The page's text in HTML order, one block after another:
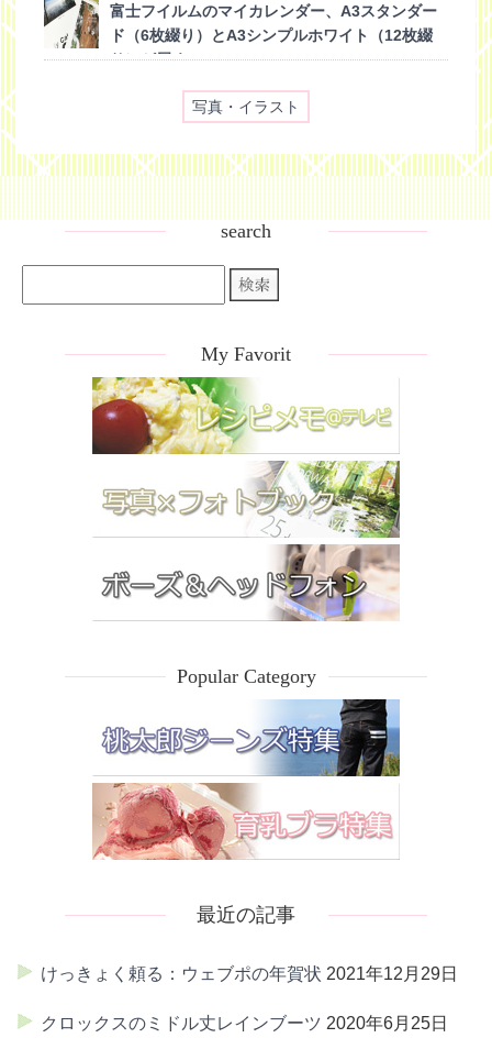
富士フイルムのマイカレンダー、A3スタンダー
ド（6枚綴り）とA3シンプルホワイト（12枚綴
り）が届く
(2015/12/08)
写真・イラスト
search
My Favorit
Popular Category
最近の記事
けっきょく頼る：ウェブポの年賀状 2021年12月29日
クロックスのミドル丈レインブーツ 2020年6月25日